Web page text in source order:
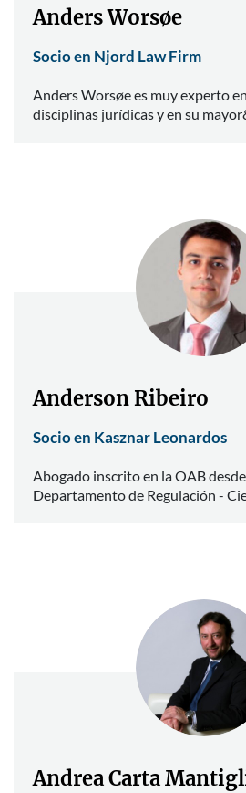
Anders Worsøe
Socio en Njord Law Firm
Anders Worsøe es muy experto
disciplinas jurídicas y en su
Anderson Ribeiro
Socio en Kasznar Leonardos
Abogado inscrito en la OAB
Departamento de Regulación -
Andrea Carta